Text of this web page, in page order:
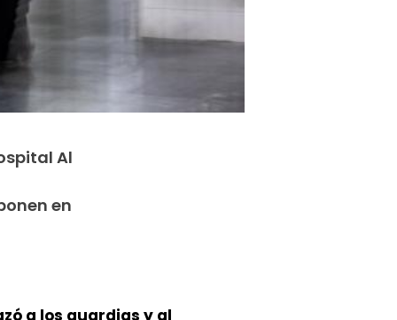
Al
en
a los guardias y al